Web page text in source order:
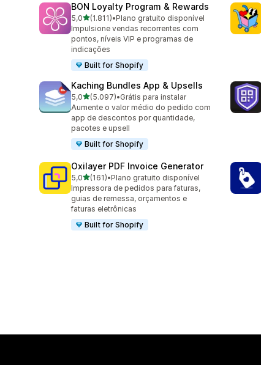
BON Loyalty Program & Rewards
5,0de 5 estrelas
(1.811)
1811 avaliações ao todo
•Plano gratuito disponível
Impulsione vendas recorrentes com
pontos, níveis VIP e programas de
indicações
Built for Shopify
Kaching Bundles App & Upsells
5,0de 5 estrelas
(5.097)
5097 avaliações ao todo
•Grátis para instalar
Aumente o valor médio do pedido com
app de descontos por quantidade,
pacotes e upsell
Built for Shopify
Oxilayer PDF Invoice Generator
5,0de 5 estrelas
(161)
161 avaliações ao todo
•Plano gratuito disponível
Impressora de pedidos para faturas,
guias de remessa, orçamentos e
faturas eletrônicas
Built for Shopify